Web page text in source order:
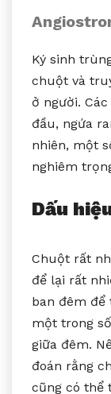
Ký sinh
chuột và
ở người.
đầu, ngứa
nhiên, một
nghiêm
Dấu
Chuột rất
để lại rất
ban đêm để
một trong
giữa đêm.
đoán rằng
cũng có thể